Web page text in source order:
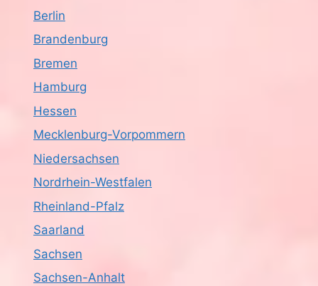
Berlin
Brandenburg
Bremen
Hamburg
Hessen
Mecklenburg-Vorpommern
Niedersachsen
Nordrhein-Westfalen
Rheinland-Pfalz
Saarland
Sachsen
Sachsen-Anhalt